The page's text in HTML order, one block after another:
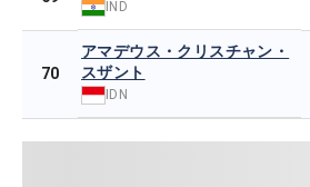
IND
70
アマデウス・クリスチャン・
スザント
IDN